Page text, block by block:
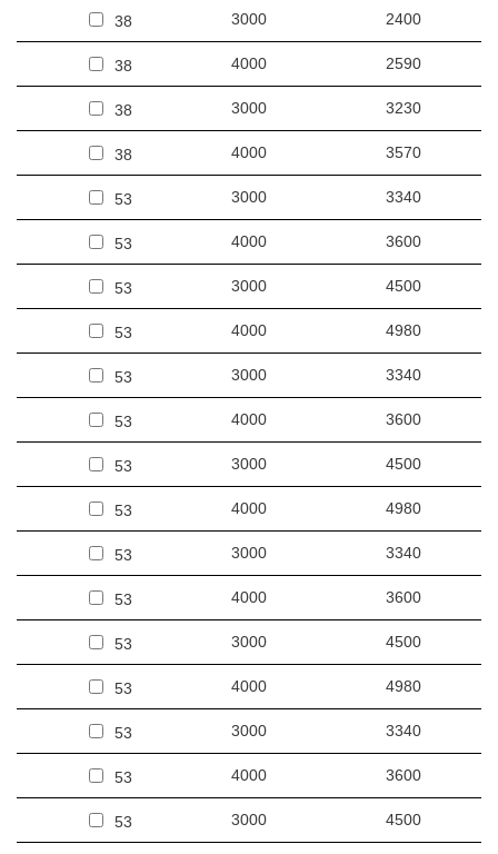
38 3000 2400
38 4000 2590
38 3000 3230
38 4000 3570
53 3000 3340
53 4000 3600
53 3000 4500
53 4000 4980
53 3000 3340
53 4000 3600
53 3000 4500
53 4000 4980
53 3000 3340
53 4000 3600
53 3000 4500
53 4000 4980
53 3000 3340
53 4000 3600
53 3000 4500